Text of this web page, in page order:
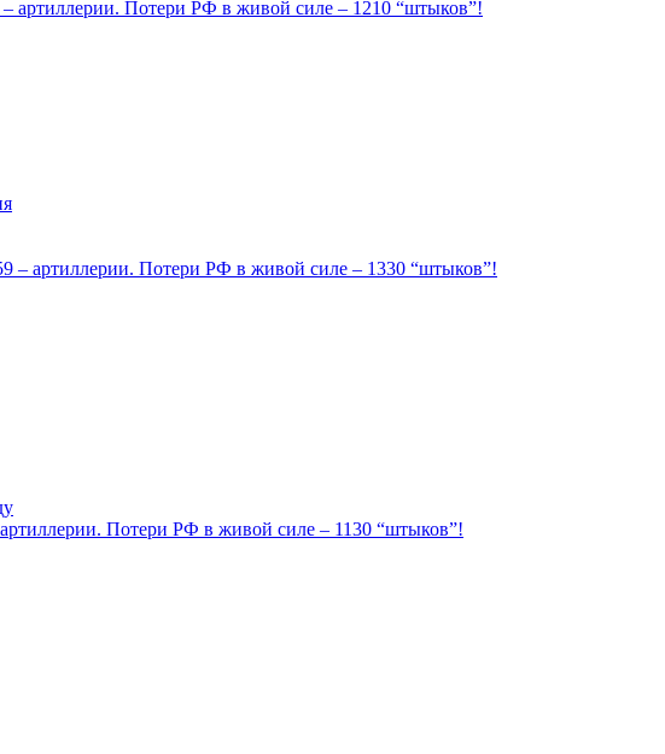
артиллерии. Потери РФ в живой силе – 1210 “штыков”!
– артиллерии. Потери РФ в живой силе – 1330 “штыков”!
Потери РФ в живой силе – 1130 “штыков”!